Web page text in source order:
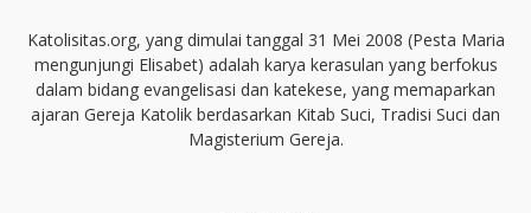
Katolisitas.org, yang dimulai tanggal 31 Mei 2008 (Pesta Maria
mengunjungi Elisabet) adalah karya kerasulan yang berfokus
dalam bidang evangelisasi dan katekese, yang memaparkan
ajaran Gereja Katolik berdasarkan Kitab Suci, Tradisi Suci dan
Magisterium Gereja.